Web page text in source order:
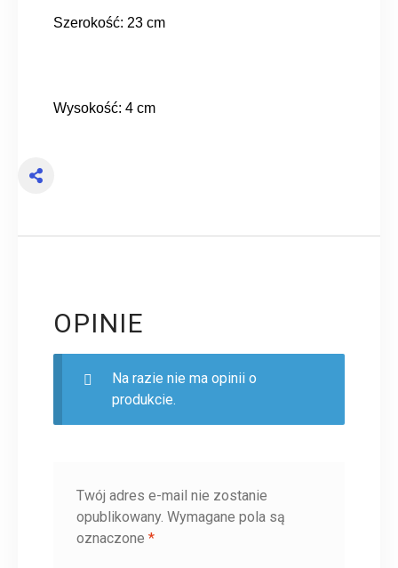
Szerokość: 23 cm
Wysokość: 4 cm
OPINIE
Na razie nie ma opinii o
produkcie.
Twój adres e-mail nie zostanie
opublikowany. Wymagane pola są
oznaczone *